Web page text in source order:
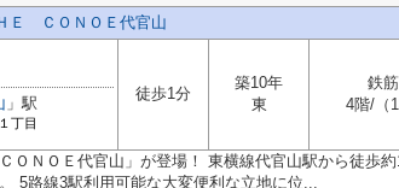
Ｅ ＣＯＮＯＥ代官山
」駅
１丁目
徒歩1分
築10年
東
鉄
4階/（
ＮＯＥ代官山」が登場！ 東横線代官山駅から徒歩
5路線3駅利用可能な大変便利な立地に位...